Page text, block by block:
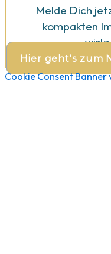
Melde Dich
kompakten
Hier geht's zum
Cookie Consent Banner